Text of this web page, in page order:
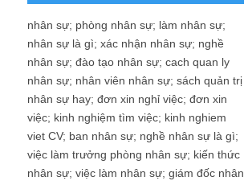
nhân sự; phòng nhân sự; làm nhân sự;
nhân sự là gì; xác nhận nhân sự; nghề
nhân sự; đào tạo nhân sự; cach quan ly
nhân sự; nhân viên nhân sự; sách quản trị
nhân sự hay; đơn xin nghỉ việc; đơn xin
việc; kinh nghiệm tìm việc; kinh nghiem
viet CV; ban nhân sự; nghề nhân sự là gì;
việc làm trưởng phòng nhân sự; kiến thức
nhân sự; việc làm nhân sự; giám đốc nhân